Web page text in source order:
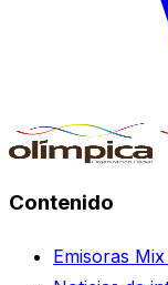
Contenido
Emisoras Mix